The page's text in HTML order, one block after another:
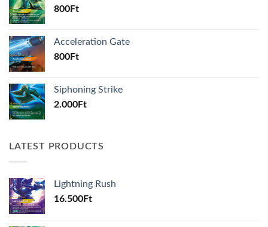
800Ft
Acceleration Gate
800Ft
Siphoning Strike
2.000Ft
LATEST PRODUCTS
Lightning Rush
16.500Ft